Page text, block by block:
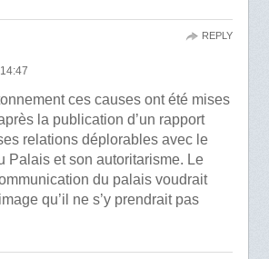
ces causes ont été mises
la publication d’un rapport
relations déplorables avec le
Palais et son autoritarisme. Le
du palais voudrait
qu’il ne s’y prendrait pas
REPLY